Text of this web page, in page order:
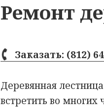
Ремонт
Заказать: (812)
Деревянная
встретить во